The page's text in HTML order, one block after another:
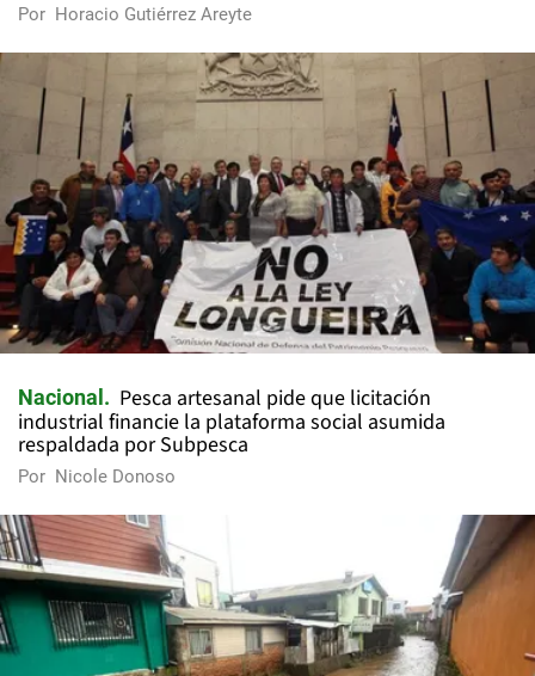
Por Horacio Gutiérrez Areyte
Nacional
Pesca artesanal pide que licitación
industrial financie la plataforma social asumida
respaldada por Subpesca
Por Nicole Donoso